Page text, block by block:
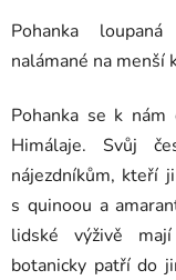
Pohanka
nalámané na menší
Pohanka se k
Himálaje. Svůj
nájezdníkům, kteří
s quinoou a
lidské výživě
botanicky patří do